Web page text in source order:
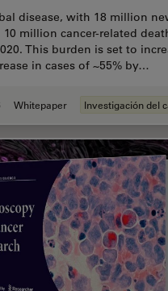
disease, with 18 million
million cancer-related
This burden is set to
in cases of ~55% by…
Whitepaper Investigación del